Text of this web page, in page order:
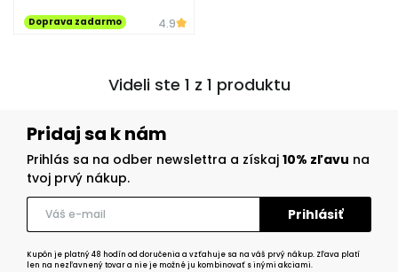
Doprava zadarmo 4.9
Videli ste 1 z 1 produktu
Pridaj sa k nám
Prihlás sa na odber newslettra a získaj 10% zľavu na
tvoj prvý nákup.
Kupón je platný 48 hodín od doručenia a vzťahuje sa na váš prvý nákup. Zľava platí
len na nezľavnený tovar a nie je možné ju kombinovať s inými akciami.